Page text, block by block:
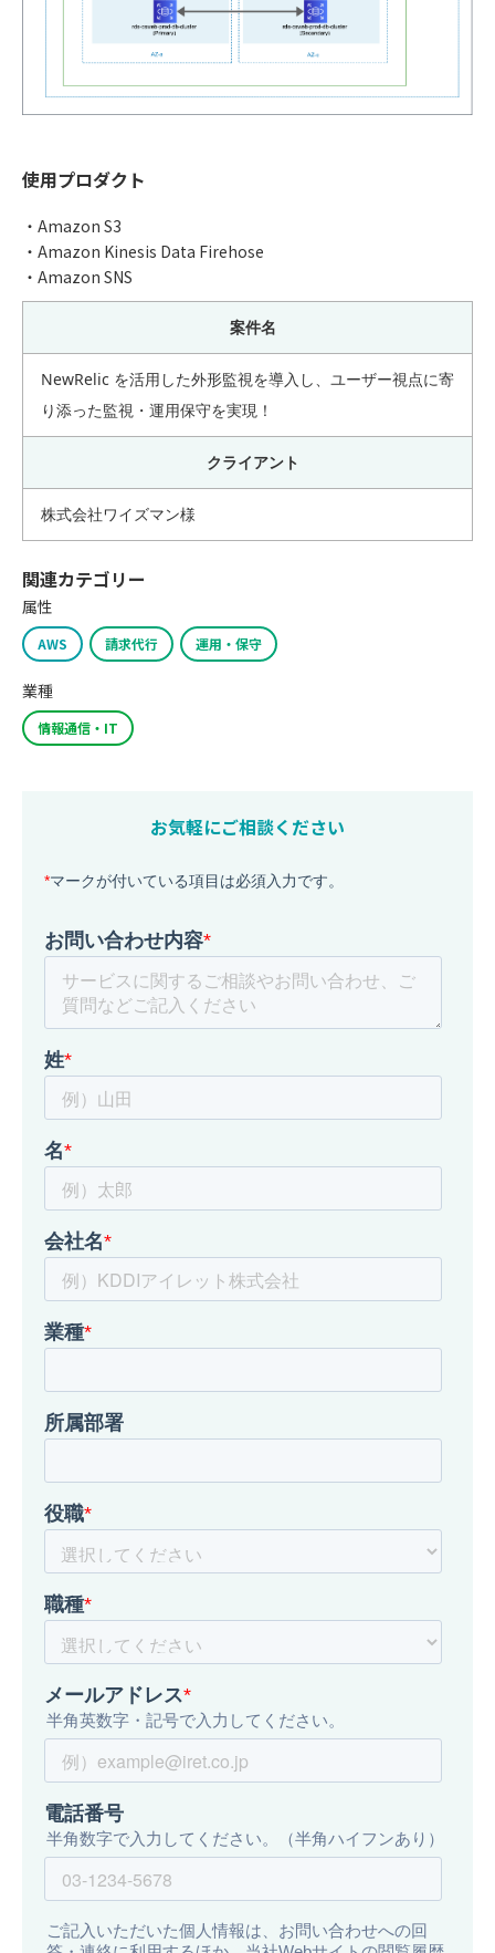
使用プロダクト
・Amazon S3
・Amazon Kinesis Data Firehose
・Amazon SNS
案件名
NewRelic を活用した外形監視を導入し、ユーザー視点に寄
り添った監視・運用保守を実現！
クライアント
株式会社ワイズマン様
関連カテゴリー
属性
AWS 請求代行 運用・保守
業種
情報通信・IT
お気軽にご相談ください